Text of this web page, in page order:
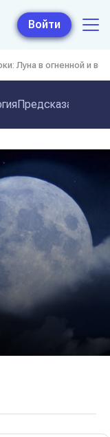
Войти
Луна в огненной и